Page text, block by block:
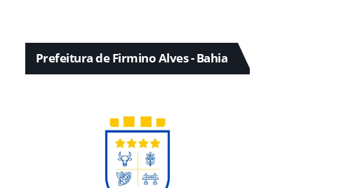
Prefeitura de Firmino Alves - Bahia